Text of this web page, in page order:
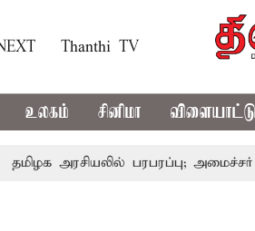
Thanthi TV
உலகம் சினிமா விளையாட்டு
அரசியலில் பரபரப்பு; அமைச்சர்